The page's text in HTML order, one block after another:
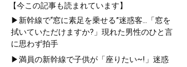
【今この記事も読まれています】
▶新幹線で“窓に素足を乗せる”迷惑客...「窓を
拭いていただけますか?」現れた男性のひと言
に思わず拍手
▶満員の新幹線で子供が「座りたい~!」迷惑